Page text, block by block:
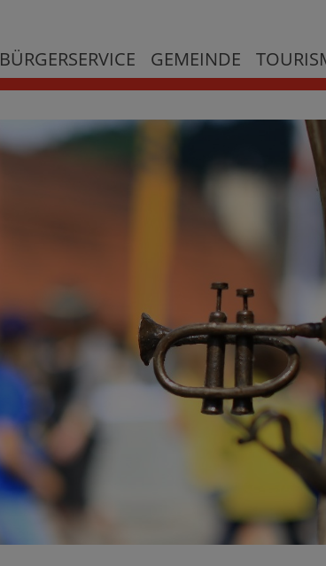
BÜRGERSERVICE GEMEINDE